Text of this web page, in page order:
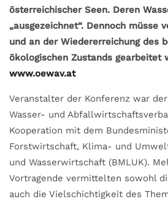
österreichischer Seen. Deren
„ausgezeichnet“. Dennoch müsse
und an der Wiedererreichung des
ökologischen Zustands gearbeitet
www.oewav.at
Veranstalter der Konferenz war
Wasser- und
Kooperation mit dem
Forstwirtschaft, Klima- und
und Wasserwirtschaft (BMLUK).
Vortragende vermittelten sowohl
auch die Vielschichtigkeit des